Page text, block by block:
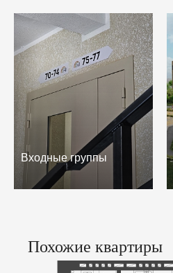
Входные группы
Похожие квартиры